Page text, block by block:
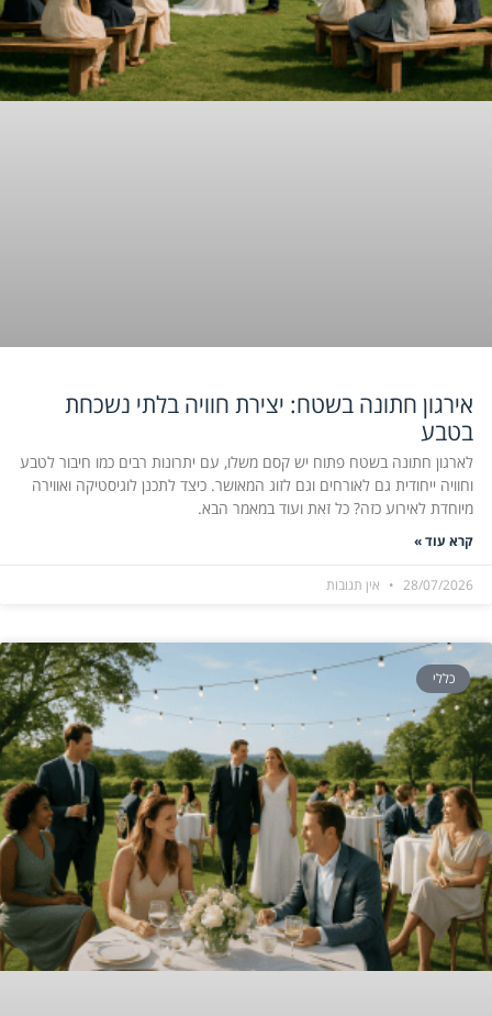
אירגון חתונה בשטח: יצירת חוויה בלתי נשכחת
בטבע
לארגון חתונה בשטח פתוח יש קסם משלו, עם יתרונות רבים כמו חיבור לטבע
וחוויה ייחודית גם לאורחים וגם לזוג המאושר. כיצד לתכנן לוגיסטיקה ואווירה
מיוחדת לאירוע כזה? כל זאת ועוד במאמר הבא.
קרא עוד »
28/07/2026 אין תגובות
כללי